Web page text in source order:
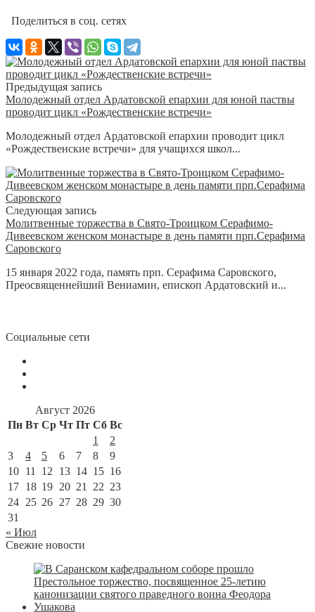
Поделиться в соц. сетях
Предыдущая запись
Молодежный отдел Ардатовской епархии для юной паствы
проводит цикл «Рождественские встречи»
Молодежный отдел Ардатовской епархии проводит цикл
«Рождественские встречи» для учащихся школ...
Следующая запись
Молитвенные торжества в Свято-Троицком Серафимо-
Дивеевском женском монастыре в день памяти прп.Серафима
Саровского
15 января 2022 года, память прп. Серафима Саровского,
Преосвященнейший Вениамин, епископ Ардатовский и...
Социальные сети
Август 2026
Пн Вт Ср Чт Пт Сб Вс
1
2
3
4 5 6 7 8
9
10 11 12 13 14 15 16
17 18 19 20 21 22 23
24 25 26 27 28 29 30
31
« Июл
Свежие новости